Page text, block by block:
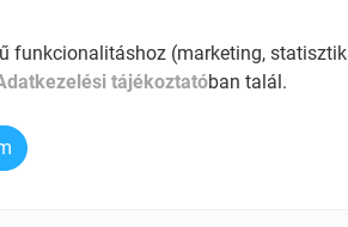
Készletinformáció:
funkcionalitáshoz (marketing,
tájékoztatóban talál.